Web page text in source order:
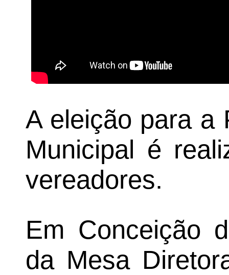
A eleição para a
Municipal é
vereadores.
Em Conceição
da Mesa